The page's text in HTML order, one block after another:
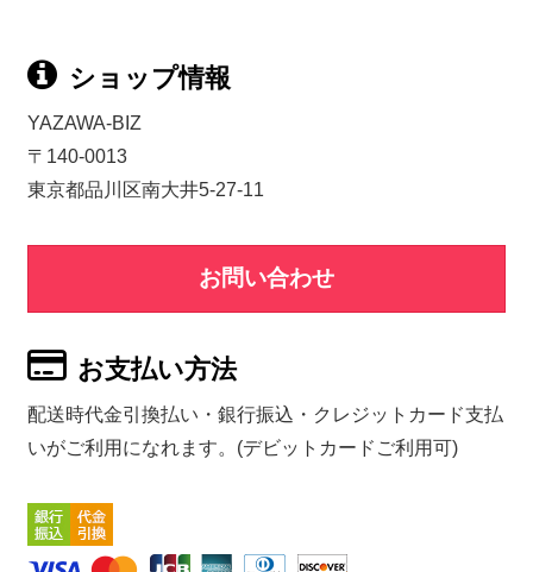
ショップ情報
YAZAWA-BIZ
〒140-0013
東京都品川区南大井5-27-11
お問い合わせ
お支払い方法
配送時代金引換払い・銀行振込・クレジットカード支払
いがご利用になれます。(デビットカードご利用可)